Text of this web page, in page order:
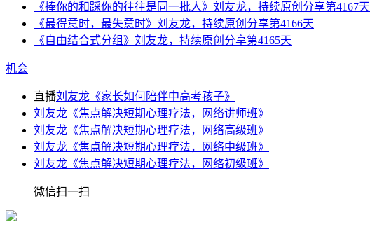
《捧你的和踩你的往往是同一批人》刘友龙，持续原创分享第4167天
《最得意时，最失意时》刘友龙，持续原创分享第4166天
《自由结合式分组》刘友龙，持续原创分享第4165天
机会
直播刘友龙《家长如何陪伴中高考孩子》
刘友龙《焦点解决短期心理疗法，网络讲师班》
刘友龙《焦点解决短期心理疗法，网络高级班》
刘友龙《焦点解决短期心理疗法，网络中级班》
刘友龙《焦点解决短期心理疗法，网络初级班》
微信扫一扫